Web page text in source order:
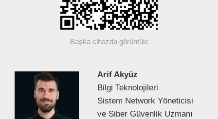
Başka cihazda görüntüle
Arif Akyüz
Bilgi Teknolojileri
Sistem Network Yöneticisi
ve Siber Güvenlik Uzmanı